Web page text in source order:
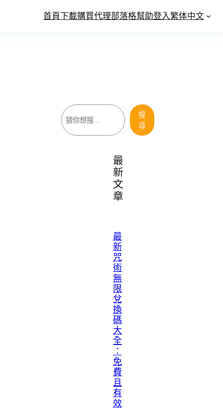
首頁下載購買代理部落格幫助登入繁体中文
搜
尋
搜
尋
最
新
文
章
最
新
咒
術
無
限
兌
換
碼
大
全
：
免
費
且
有
效